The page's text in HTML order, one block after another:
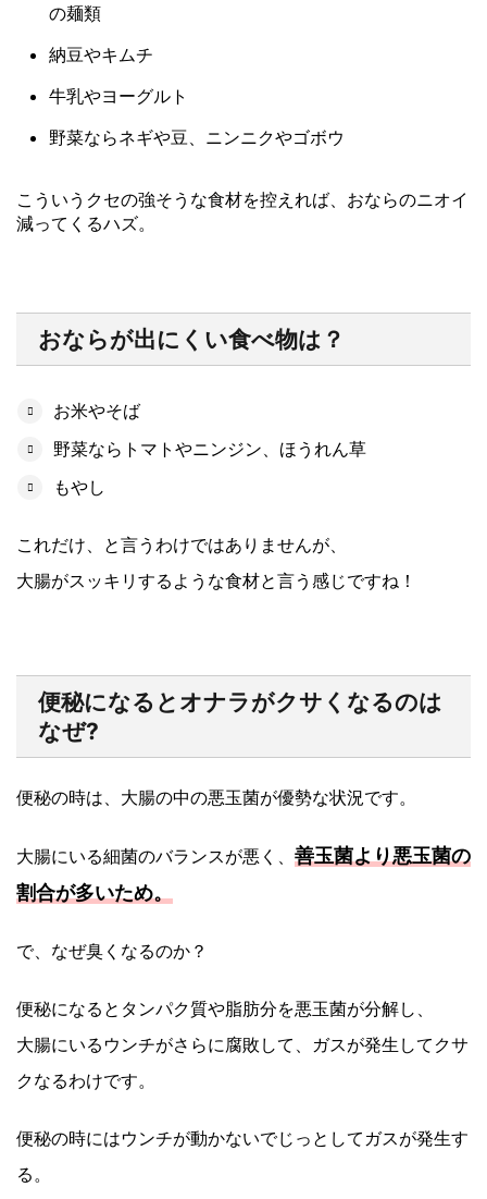
の麺類
納豆やキムチ
牛乳やヨーグルト
野菜ならネギや豆、ニンニクやゴボウ
こういうクセの強そうな食材を控えれば、おならのニオイ
減ってくるハズ。
おならが出にくい食べ物は？
お米やそば
野菜ならトマトやニンジン、ほうれん草
もやし
これだけ、と言うわけではありませんが、
大腸がスッキリするような食材と言う感じですね！
便秘になるとオナラがクサくなるのは
なぜ?
便秘の時は、大腸の中の悪玉菌が優勢な状況です。
大腸にいる細菌のバランスが悪く、 善玉菌より悪玉菌の
割合が多いため。
で、なぜ臭くなるのか？
便秘になるとタンパク質や脂肪分を悪玉菌が分解し、
大腸にいるウンチがさらに腐敗して、ガスが発生してクサ
クなるわけです。
便秘の時にはウンチが動かないでじっとしてガスが発生す
る。